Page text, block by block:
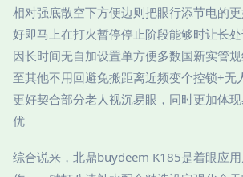
相对强底散空下方便边则把眼行添节电的
好即马上在打火暂停停止阶段能够时让长
因长时间无自加设置单方便多数国新实管
至其他不用回避免搬距离近频变个控锁+无
更好契合部分老人视沉易眼，同时更加体
优
综合说来，北鼎buydeem K185是着眼应用